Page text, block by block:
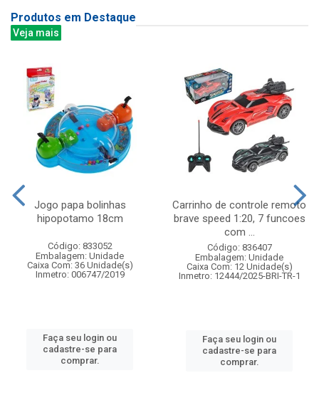
Produtos em Destaque
Veja mais
Jogo papa bolinhas
hipopotamo 18cm
Código: 833052
Embalagem: Unidade
Caixa Com: 36 Unidade(s)
Inmetro: 006747/2019
Faça seu login ou
cadastre-se para
comprar.
Carrinho de controle remoto
brave speed 1:20, 7 funcoes
com ...
Código: 836407
Embalagem: Unidade
Caixa Com: 12 Unidade(s)
Inmetro: 12444/2025-BRI-TR-1
Faça seu login ou
cadastre-se para
comprar.